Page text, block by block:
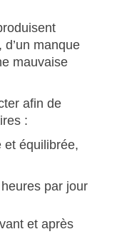
manque
mauvaise
afin de
:
et équilibrée,
par jour
et après